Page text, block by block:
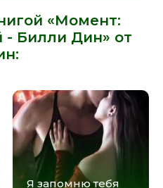
«Момент:
- Билли Дин» от
:
Я запомню тебя